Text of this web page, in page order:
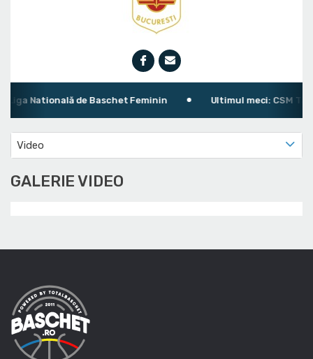
Natională de Baschet Feminin Ultimul meci: CSM
Video
GALERIE VIDEO